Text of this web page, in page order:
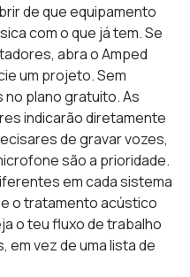
de que equipamento
com o que já tem. Se
abra o Amped
um projeto. Sem
plano gratuito. As
indicarão diretamente
de gravar vozes,
são a prioridade.
em cada sistema
o tratamento acústico
o teu fluxo de trabalho
em vez de uma lista de